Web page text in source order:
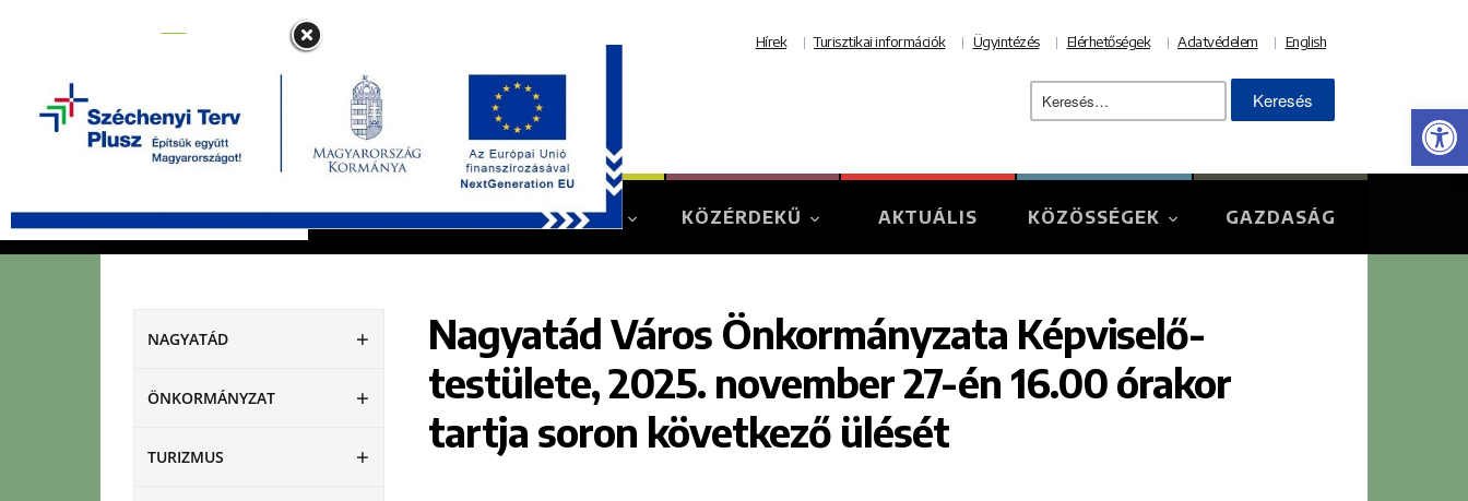
Hírek Turisztikai információk Ügyintézés Elérhetőségek Adatvédelem English
Keresés:
NAGYATÁD ÖNKORMÁNYZAT TURIZMUS KÖZÉRDEKŰ AKTUÁLIS KÖZÖSSÉGEK GAZDASÁG
NAGYATÁD
ÖNKORMÁNYZAT
TURIZMUS
Nagyatád Város Önkormányzata Képviselő-
testülete, 2025. november 27-én 16.00 órakor
tartja soron következő ülését